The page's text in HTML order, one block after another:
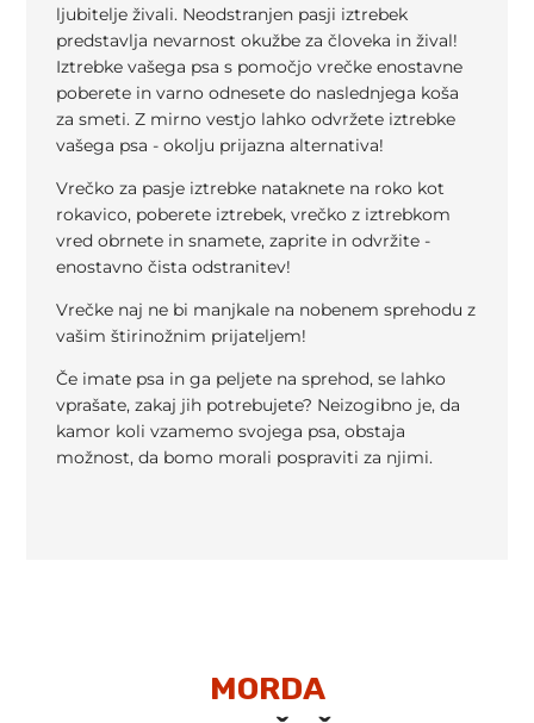
ljubitelje živali. Neodstranjen pasji iztrebek
predstavlja nevarnost okužbe za človeka in žival!
Iztrebke vašega psa s pomočjo vrečke enostavne
poberete in varno odnesete do naslednjega koša
za smeti. Z mirno vestjo lahko odvržete iztrebke
vašega psa - okolju prijazna alternativa!
Vrečko za pasje iztrebke nataknete na roko kot
rokavico, poberete iztrebek, vrečko z iztrebkom
vred obrnete in snamete, zaprite in odvržite -
enostavno čista odstranitev!
Vrečke naj ne bi manjkale na nobenem sprehodu z
vašim štirinožnim prijateljem!
Če imate psa in ga peljete na sprehod, se lahko
vprašate, zakaj jih potrebujete? Neizogibno je, da
kamor koli vzamemo svojega psa, obstaja
možnost, da bomo morali pospraviti za njimi.
MORDA